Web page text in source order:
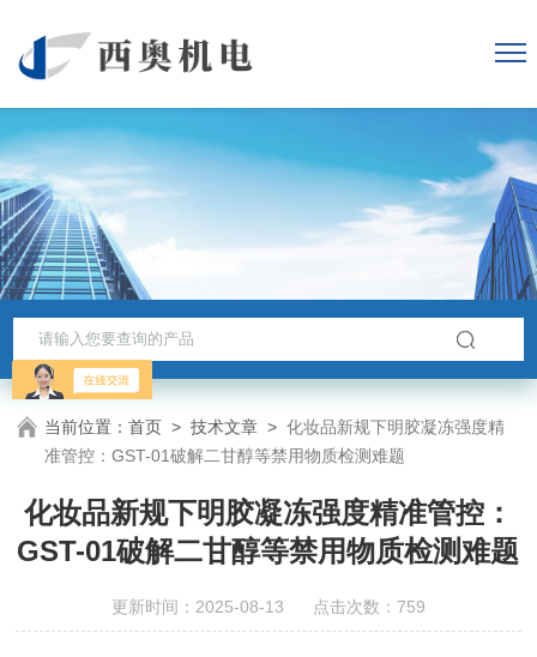
当前位置：首页 >技术文章 >化妆品新规下明胶凝冻强度精
准管控：GST-01破解二甘醇等禁用物质检测难题
化妆品新规下明胶凝冻强度精准管控：
GST-01破解二甘醇等禁用物质检测难题
更新时间：2025-08-13 点击次数：759